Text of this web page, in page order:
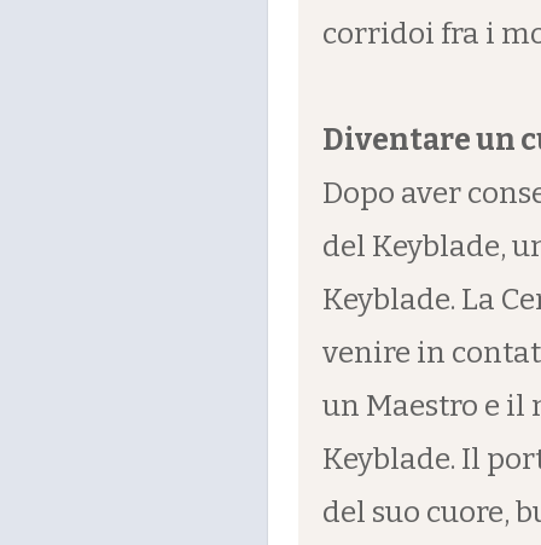
corridoi fra i
Diventare un
Dopo aver
del Keyblade,
Keyblade. La
venire in
un Maestro e il
Keyblade. Il
del suo cuore,